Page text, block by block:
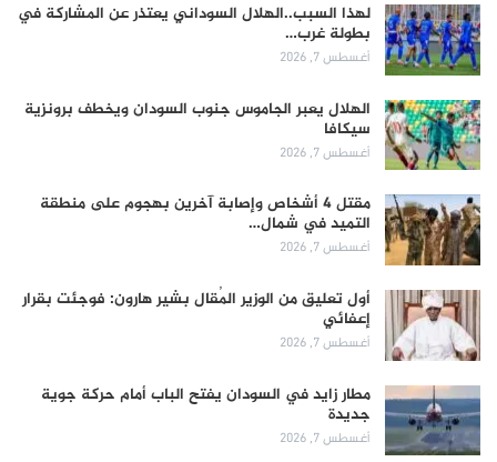
لهذا السبب..الهلال السوداني يعتذر عن المشاركة في
بطولة غرب…
أغسطس 7, 2026
الهلال يعبر الجاموس جنوب السودان ويخطف برونزية
سيكافا
أغسطس 7, 2026
مقتل 4 أشخاص وإصابة آخرين بهجوم على منطقة
التميد في شمال…
أغسطس 7, 2026
أول تعليق من الوزير المُقال بشير هارون: فوجئت بقرار
إعفائي
أغسطس 7, 2026
مطار زايد في السودان يفتح الباب أمام حركة جوية
جديدة
أغسطس 7, 2026